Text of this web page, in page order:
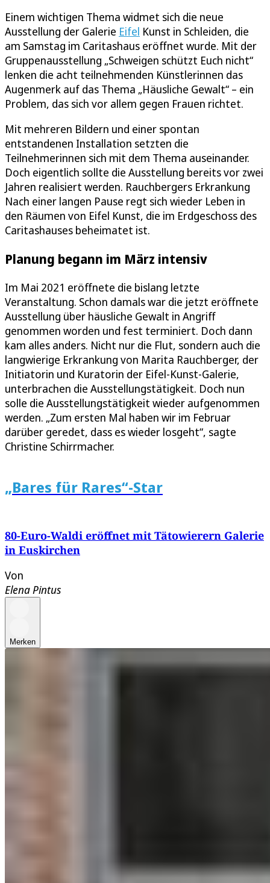
Einem wichtigen Thema widmet sich die neue
Ausstellung der Galerie Eifel Kunst in Schleiden, die
am Samstag im Caritashaus eröffnet wurde. Mit der
Gruppenausstellung „Schweigen schützt Euch nicht“
lenken die acht teilnehmenden Künstlerinnen das
Augenmerk auf das Thema „Häusliche Gewalt“ – ein
Problem, das sich vor allem gegen Frauen richtet.
Mit mehreren Bildern und einer spontan
entstandenen Installation setzten die
Teilnehmerinnen sich mit dem Thema auseinander.
Doch eigentlich sollte die Ausstellung bereits vor zwei
Jahren realisiert werden. Rauchbergers Erkrankung
Nach einer langen Pause regt sich wieder Leben in
den Räumen von Eifel Kunst, die im Erdgeschoss des
Caritashauses beheimatet ist.
Planung begann im März intensiv
Im Mai 2021 eröffnete die bislang letzte
Veranstaltung. Schon damals war die jetzt eröffnete
Ausstellung über häusliche Gewalt in Angriff
genommen worden und fest terminiert. Doch dann
kam alles anders. Nicht nur die Flut, sondern auch die
langwierige Erkrankung von Marita Rauchberger, der
Initiatorin und Kuratorin der Eifel-Kunst-Galerie,
unterbrachen die Ausstellungstätigkeit. Doch nun
solle die Ausstellungstätigkeit wieder aufgenommen
werden. „Zum ersten Mal haben wir im Februar
darüber geredet, dass es wieder losgeht“, sagte
Christine Schirrmacher.
„Bares für Rares“-Star
80-Euro-Waldi eröffnet mit Tätowierern Galerie
in Euskirchen
Von
Elena Pintus
Merken